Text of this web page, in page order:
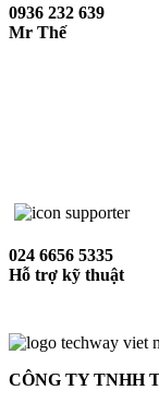
0936 232 639
Mr Thế
024 6656 5335
Hỗ trợ kỹ thuật
CÔNG TY TNHH